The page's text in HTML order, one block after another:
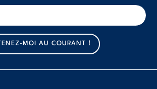
m
a
i
l
TENEZ-MOI AU COURANT !